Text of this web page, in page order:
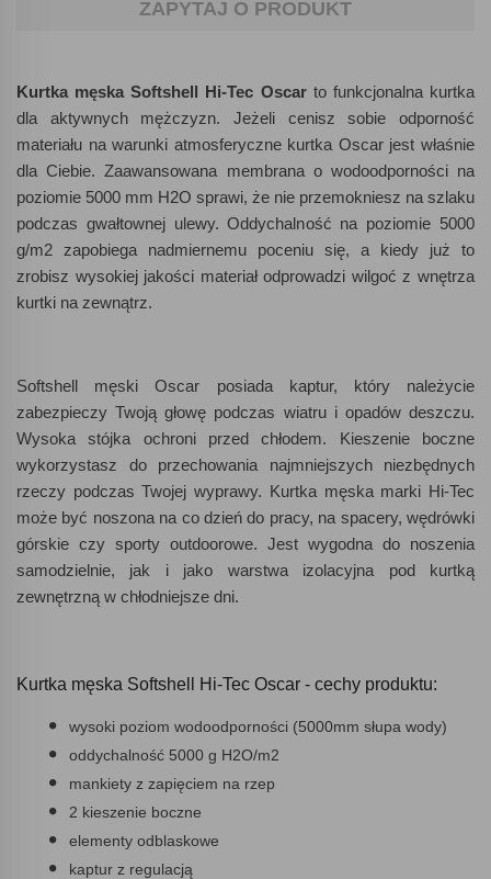
ZAPYTAJ O PRODUKT
Kurtka męska Softshell Hi-Tec Oscarto funkcjonalna kurtka
dla aktywnych mężczyzn. Jeżeli cenisz sobie odporność
materiału na warunki atmosferyczne kurtka Oscar jest właśnie
dla Ciebie. Zaawansowana membrana o wodoodporności na
poziomie 5000 mm H2O sprawi, że nie przemokniesz na szlaku
podczas gwałtownej ulewy. Oddychalność na poziomie 5000
g/m2 zapobiega nadmiernemu poceniu się, a kiedy już to
zrobisz wysokiej jakości materiał odprowadzi wilgoć z wnętrza
kurtki na zewnątrz.
Softshell męski Oscar posiada kaptur, który należycie
zabezpieczy Twoją głowę podczas wiatru i opadów deszczu.
Wysoka stójka ochroni przed chłodem. Kieszenie boczne
wykorzystasz do przechowania najmniejszych niezbędnych
rzeczy podczas Twojej wyprawy. Kurtka męska marki Hi-Tec
może być noszona na co dzień do pracy, na spacery, wędrówki
górskie czy sporty outdoorowe. Jest wygodna do noszenia
samodzielnie, jak i jako warstwa izolacyjna pod kurtką
zewnętrzną w chłodniejsze dni.
Kurtka męska Softshell Hi-Tec Oscar - cechy produktu:
wysoki poziom wodoodporności (5000mm słupa wody)
oddychalność 5000 g H2O/m2
mankiety z zapięciem na rzep
2 kieszenie boczne
elementy odblaskowe
kaptur z regulacją